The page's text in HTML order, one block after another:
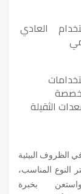
العادي
الثقيلة
الظروف البيئية
النوع المناسب،
بخبرة